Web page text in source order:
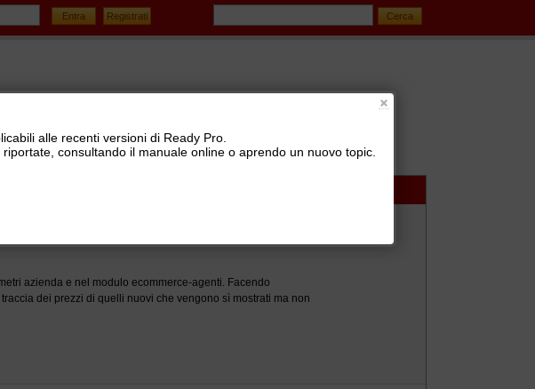
ordini clienti, agenti e provvigioni>Listini di vendita e condizioni speciali di vendita
azienda e nel modulo ecommerce-agenti. Facendo
dei prezzi di quelli nuovi che vengono sì mostrati ma non
alle recenti versioni di Ready Pro.
consultando il manuale online o aprendo un nuovo topic.